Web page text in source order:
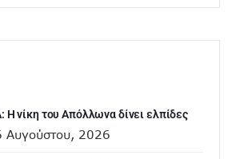
νίκη του Απόλλωνα δίνει ελπίδες
Αυγούστου, 2026